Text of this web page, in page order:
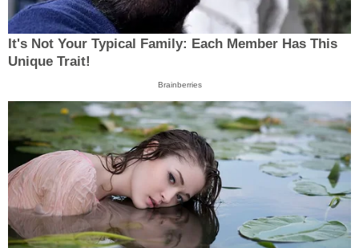
It's Not Your Typical Family: Each Member Has This
Unique Trait!
Brainberries